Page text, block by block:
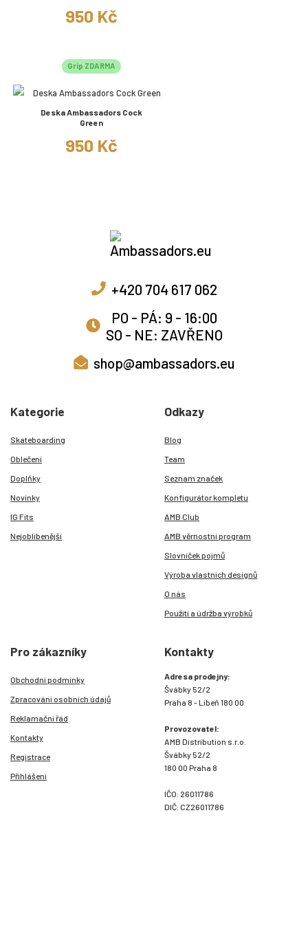
950 Kč
Grip ZDARMA
Deska Ambassadors Cock
Green
950 Kč
+420 704 617 062
PO - PÁ: 9 - 16:00
SO - NE: ZAVŘENO
shop@ambassadors.eu
Kategorie
Skateboarding
Oblečení
Doplňky
Novinky
IG Fits
Nejoblíbenější
Odkazy
Blog
Team
Seznam značek
Konfigurátor kompletu
AMB Club
AMB věrnostní program
Slovníček pojmů
Výroba vlastních designů
O nás
Použití a údržba výrobků
Pro zákazníky
Obchodní podmínky
Zpracování osobních údajů
Reklamační řád
Kontakty
Registrace
Přihlášení
Kontakty
Adresa prodejny:
Švábky 52/2
Praha 8 - Libeň 180 00
Provozovatel:
AMB Distribution s.r.o.
Švábky 52/2
180 00 Praha 8
IČO: 26011786
DIČ: CZ26011786